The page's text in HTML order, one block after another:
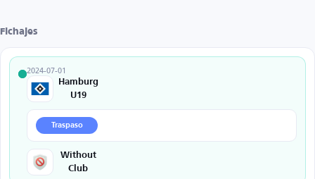
Fichajes
2024-07-01
Hamburg
U19
Traspaso
Without
Club